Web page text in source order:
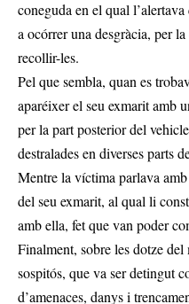
coneguda en el qual
a ocórrer una desgràcia, per
recollir-les.
Pel que sembla, quan es
aparéixer el seu exmarit amb
per la part posterior del
destralades en diverses parts
Mentre la víctima parlava
del seu exmarit, al qual li
amb ella, fet que van poder
Finalment, sobre les dotze
sospitós, que va ser detingut
d’amenaces, danys i